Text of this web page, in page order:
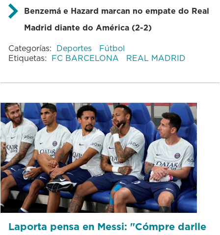
Benzemá e Hazard marcan no empate do Real
Madrid diante do América (2-2)
Categorías: Deportes
Fútbol
Etiquetas: FC BARCELONA REAL MADRID
Laporta pensa en Messi: "Cómpre darlle